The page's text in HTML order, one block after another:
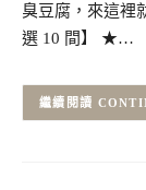
臭豆腐，來這
選 10 間】 ★…